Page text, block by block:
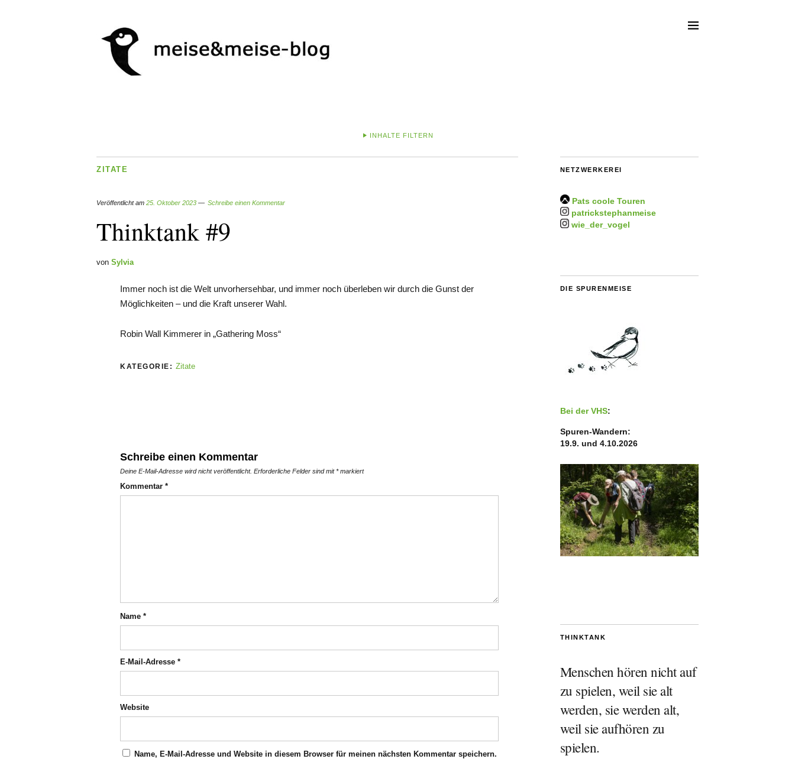
INHALTE FILTERN
ZITATE
Veröffentlicht am 25. Oktober 2023 Schreibe einen Kommentar
Thinktank #9
von Sylvia
Immer noch ist die Welt unvorhersehbar, und immer noch überleben wir durch die Gunst der
Möglichkeiten – und die Kraft unserer Wahl.
Robin Wall Kimmerer in „Gathering Moss“
KATEGORIE: Zitate
Schreibe einen Kommentar
Deine E-Mail-Adresse wird nicht veröffentlicht. Erforderliche Felder sind mit*markiert
Kommentar *
Name *
E-Mail-Adresse *
Website
Name, E-Mail-Adresse und Website in diesem Browser für meinen nächsten Kommentar speichern.
NETZWERKEREI
Pats coole Touren
patrickstephanmeise
wie_der_vogel
DIE SPURENMEISE
Bei der VHS:
Spuren-Wandern:
19.9. und 4.10.2026
THINKTANK
Menschen hören nicht auf
zu spielen, weil sie alt
werden, sie werden alt,
weil sie aufhören zu
spielen.